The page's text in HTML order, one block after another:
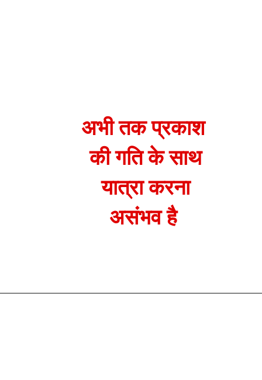
अभी तक प्रकाश
की गति के साथ
यात्रा करना
असंभव है
अभी तक प्रकाश
की गति के साथ
यात्रा करना
असंभव है